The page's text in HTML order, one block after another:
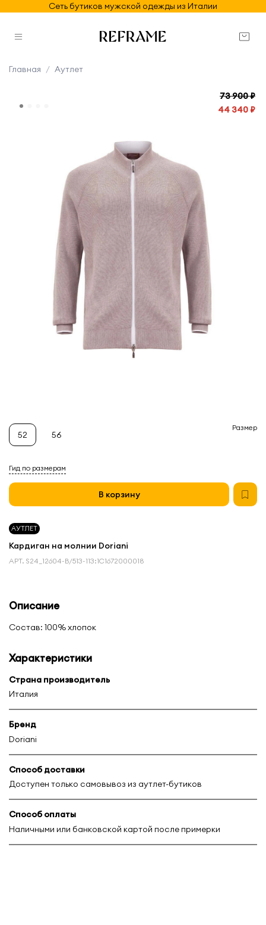
Сеть бутиков мужской одежды из Италии
Главная Аутлет
АУТЛЕТ
Кардиган на молнии Doriani
73 900 ₽
44 340 ₽
АРТ. S24_12604-B/513-113:1С1672000018
Гид по размерам
В корзину
Размер
52 56
Описание
Состав: 100% хлопок
Характеристики
Страна производитель
Италия
Бренд
Doriani
Способ доставки
Доступен только самовывоз из аутлет-бутиков
Способ оплаты
Наличными или банковской картой после примерки